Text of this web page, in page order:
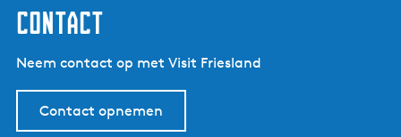
contact
Neem contact op met Visit Friesland
Contact opnemen